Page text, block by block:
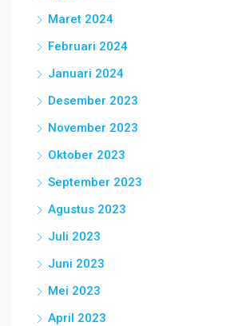
Maret 2024
Februari 2024
Januari 2024
Desember 2023
November 2023
Oktober 2023
September 2023
Agustus 2023
Juli 2023
Juni 2023
Mei 2023
April 2023